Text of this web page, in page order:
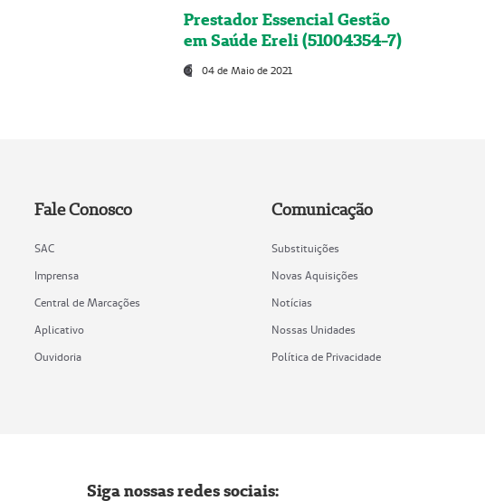
Prestador Essencial Gestão
em Saúde Ereli (51004354-7)
04 de Maio de 2021
Fale Conosco
SAC
Imprensa
Central de Marcações
Aplicativo
Ouvidoria
Comunicação
Substituições
Novas Aquisições
Notícias
Nossas Unidades
Política de Privacidade
Siga nossas redes sociais: